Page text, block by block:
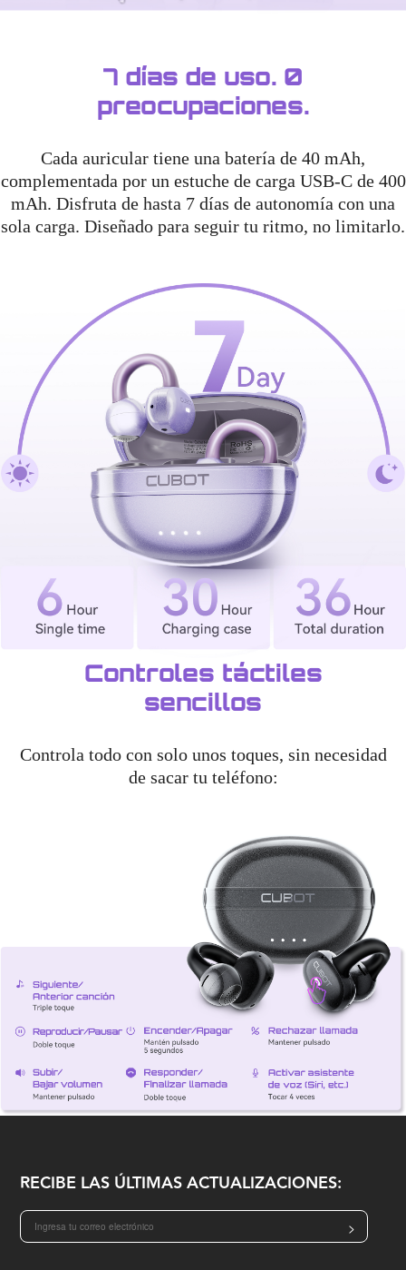
7 días de uso. 0
preocupaciones.
Cada auricular tiene una batería de 40 mAh,
complementada por un estuche de carga USB-C de 400
mAh. Disfruta de hasta 7 días de autonomía con una
sola carga. Diseñado para seguir tu ritmo, no limitarlo.
Controles táctiles
sencillos
Controla todo con solo unos toques, sin necesidad
de sacar tu teléfono:
RECIBE LAS ÚLTIMAS ACTUALIZACIONES:
>